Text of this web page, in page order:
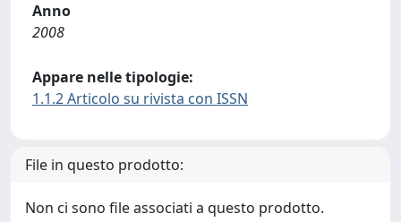
Anno
2008
Appare nelle tipologie:
1.1.2 Articolo su rivista con ISSN
File in questo prodotto:
Non ci sono file associati a questo prodotto.